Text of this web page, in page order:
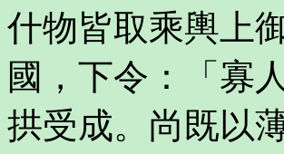
什物皆取乘輿上
國，下令：「寡
拱受成。尚既以